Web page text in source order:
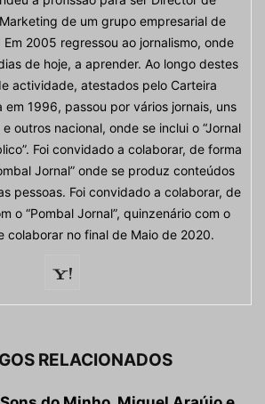
de um grupo empresarial de
2005 regressou ao jornalismo, onde
de hoje, a aprender. Ao longo destes
actividade, atestados pelo Carteira
em 1996, passou por vários jornais, uns
outros nacional, onde se inclui o “Jornal
Foi convidado a colaborar, de forma
Jornal” onde se produz conteúdos
pessoas. Foi convidado a colaborar, de
o “Pombal Jornal”, quinzenário com o
colaborar no final de Maio de 2020.
RELACIONADOS